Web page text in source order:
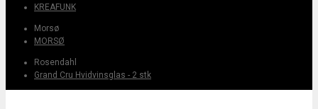
KREAFUNK
Morsø
MORSØ
Rosendahl
Grand Cru Hvidvinsglas - 2 stk